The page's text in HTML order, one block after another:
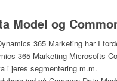
Model og
365 Marketing har I
365 Marketing Microsofts
i jeres segmentering m.m.